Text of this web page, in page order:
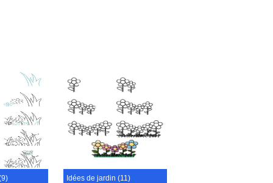
Idées de jardin (11)